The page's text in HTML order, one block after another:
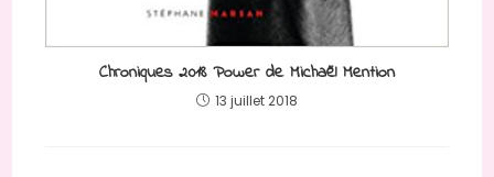
Chroniques 2018 Power de Michaël Mention
13 juillet 2018